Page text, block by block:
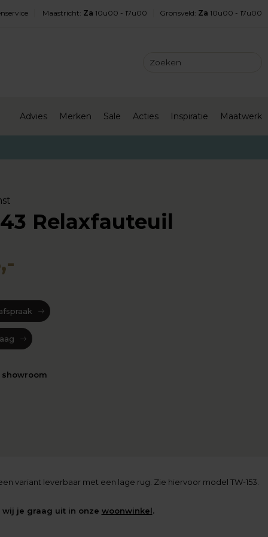
Maastricht: Za 10u00 - 17u00 Gronsveld: Za 10u00 - 17u00
Advies Merken Sale Acties Inspiratie Maatwerk
Relaxfauteuil
variant leverbaar met een lage rug. Zie hiervoor model TW-153.
je graag uit in onze woonwinkel.